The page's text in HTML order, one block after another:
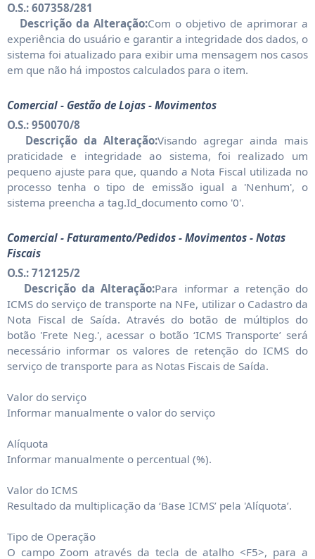
O.S.: 607358/281
Descrição da Alteração:Com o objetivo de aprimorar a
experiência do usuário e garantir a integridade dos dados, o
sistema foi atualizado para exibir uma mensagem nos casos
em que não há impostos calculados para o item.
Comercial - Gestão de Lojas - Movimentos
O.S.: 950070/8
Descrição da Alteração:Visando agregar ainda mais
praticidade e integridade ao sistema, foi realizado um
pequeno ajuste para que, quando a Nota Fiscal utilizada no
processo tenha o tipo de emissão igual a 'Nenhum', o
sistema preencha a tag.Id_documento como '0'.
Comercial - Faturamento/Pedidos - Movimentos - Notas
Fiscais
O.S.: 712125/2
Descrição da Alteração:Para informar a retenção do
ICMS do serviço de transporte na NFe, utilizar o Cadastro da
Nota Fiscal de Saída. Através do botão de múltiplos do
botão 'Frete Neg.', acessar o botão ‘ICMS Transporte’ será
necessário informar os valores de retenção do ICMS do
serviço de transporte para as Notas Fiscais de Saída.
Valor do serviço
Informar manualmente o valor do serviço
Alíquota
Informar manualmente o percentual (%).
Valor do ICMS
Resultado da multiplicação da ‘Base ICMS’ pela 'Alíquota’.
Tipo de Operação
O campo Zoom através da tecla de atalho <F5>, para a